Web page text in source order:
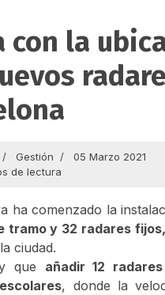
con la
Gestión
05 Marzo 2021
de lectura
ha comenzado la
tramo y 32 radares fijos,
ciudad.
que añadir 12
, donde la